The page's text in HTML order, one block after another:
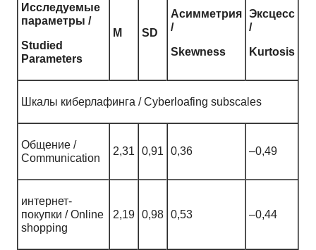
Исследуемые
параметры /
Studied
Parameters
М SD
Асимметрия
/
Skewness
Эксцесс
/
Kurtosis
Шкалы киберлафинга / Cyberloafing subscales
Общение /
Communication
2,31 0,91 0,36 –0,49
интернет-
покупки / Online
shopping
2,19 0,98 0,53 –0,44